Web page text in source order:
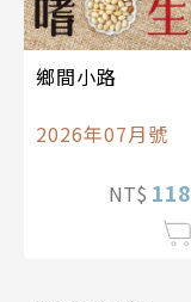
鄉間小路
2026年07月號
NT$ 118